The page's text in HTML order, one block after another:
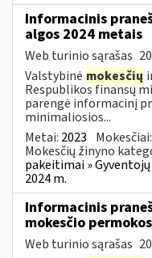
Informacinis
algos 2024 metais
Web turinio sąrašas
Valstybinė mokesčių
Respublikos finansų
parengė informacinį
minimaliosios...
Metai: 2023 Mokesčiai:
Mokesčių žinyno
pakeitimai »
2024 m.
Informacinis
mokesčio
Web turinio sąrašas